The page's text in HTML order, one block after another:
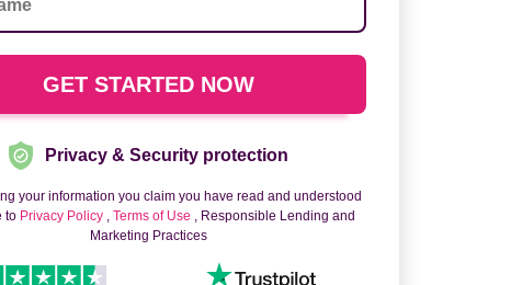
Privacy & Security protection
your information you claim you have read and understood
to Privacy Policy ,Terms of Use , Responsible Lending and
Marketing Practices